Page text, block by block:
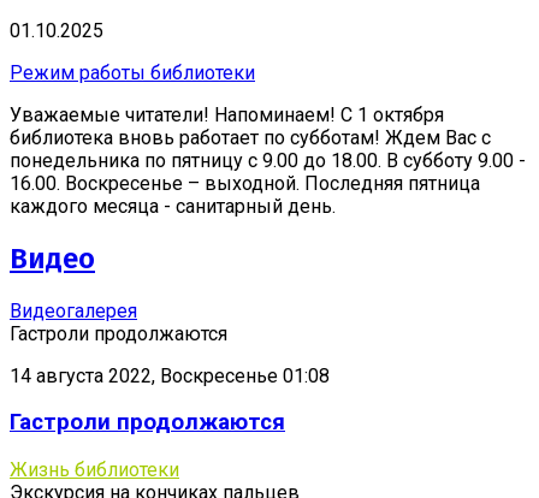
01.10.2025
Режим работы библиотеки
Уважаемые читатели! Напоминаем! С 1 октября
библиотека вновь работает по субботам! Ждем Вас с
понедельника по пятницу с 9.00 до 18.00. В субботу 9.00 -
16.00. Воскресенье – выходной. Последняя пятница
каждого месяца - санитарный день.
Видео
Видеогалерея
Гастроли продолжаются
14 августа 2022, Воскресенье 01:08
Гастроли продолжаются
Жизнь библиотеки
Экскурсия на кончиках пальцев